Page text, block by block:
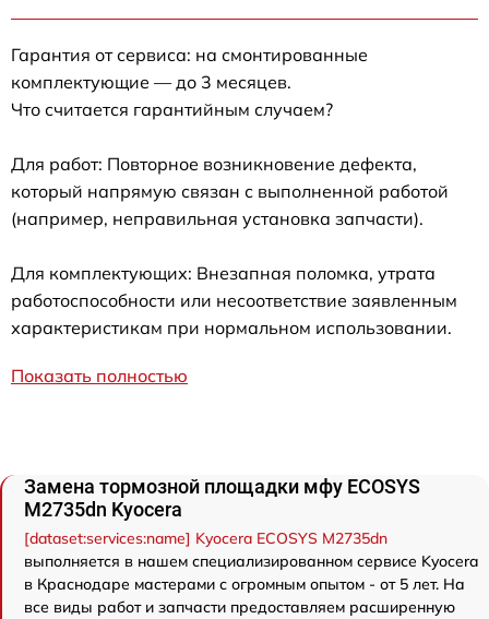
Гарантия от сервиса: на смонтированные
комплектующие — до 3 месяцев.
Что считается гарантийным случаем?
Для работ: Повторное возникновение дефекта,
который напрямую связан с выполненной работой
(например, неправильная установка запчасти).
Для комплектующих: Внезапная поломка, утрата
работоспособности или несоответствие заявленным
характеристикам при нормальном использовании.
Показать полностью
Замена тормозной площадки мфу ECOSYS
M2735dn Kyocera
[dataset:services:name] Kyocera ECOSYS M2735dn
выполняется в нашем специализированном сервисе Kyocera
в Краснодаре мастерами с огромным опытом - от 5 лет. На
все виды работ и запчасти предоставляем расширенную